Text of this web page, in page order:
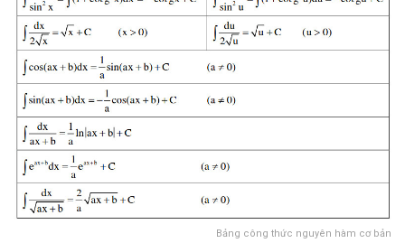
Bảng công thức nguyên hàm cơ bản